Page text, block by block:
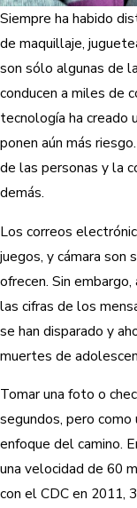
Siempre ha habido
de maquillaje,
son sólo algunas de
conducen a miles de
tecnología ha creado
ponen aún más
de las personas y la
demás.
Los correos
juegos, y cámara son
ofrecen. Sin
las cifras de los
se han disparado y
muertes de
Tomar una foto o
segundos, pero
enfoque del camino.
una velocidad de 60
con el CDC en 2011,